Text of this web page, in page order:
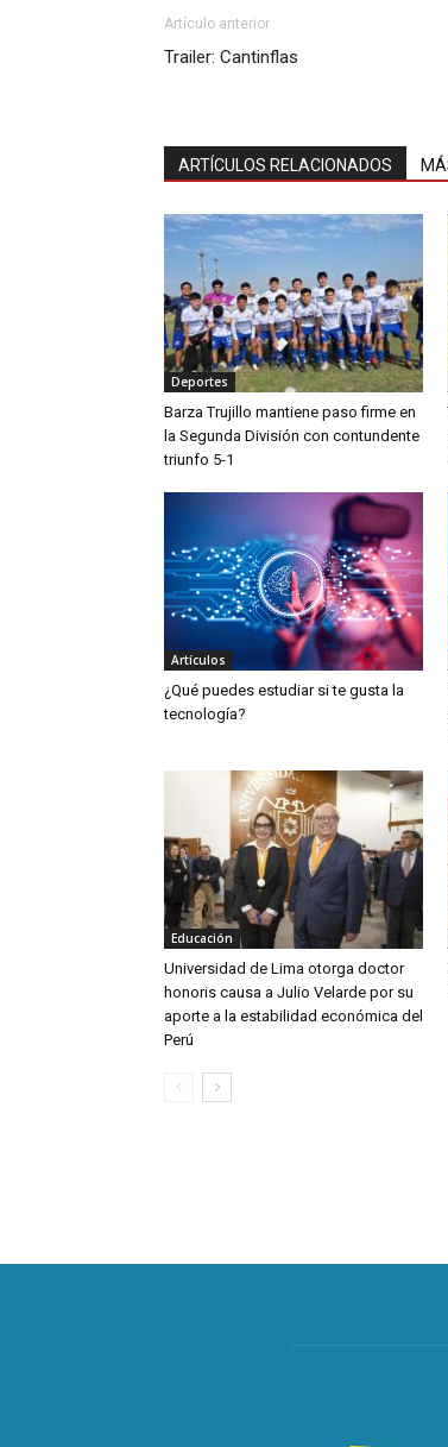
Artículo anterior
Trailer: Cantinflas
ARTÍCULOS RELACIONADOS
Deportes
Barza Trujillo mantiene paso firme en
la Segunda División con contundente
triunfo 5-1
Artículos
¿Qué puedes estudiar si te gusta la
tecnología?
Educación
Universidad de Lima otorga doctor
honoris causa a Julio Velarde por su
aporte a la estabilidad económica del
Perú